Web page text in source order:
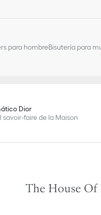
para hombreBisutería para
Dior
faire de la Maison
The House Of